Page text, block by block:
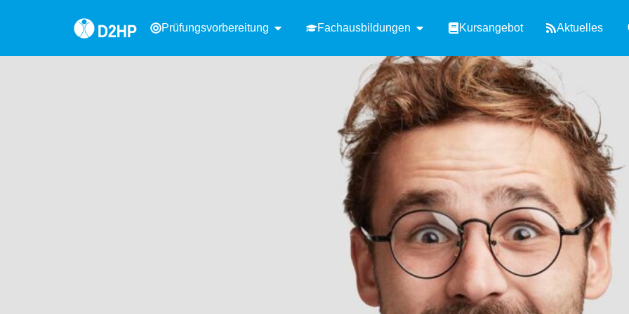
Prüfungsvorbereitung Fachausbildungen Kursangebot Aktuelles